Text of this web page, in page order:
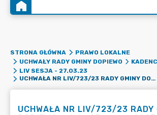
STRONA GŁÓWNA
PRAWO LOKALNE
UCHWAŁY RADY GMINY DOPIEWO
LIV SESJA - 27.03.23
UCHWAŁA NR LIV/723/23 RADY GMINY DOPIEWO Z DNIA 27 MARCA 2023 R. W SPRAWIE ZMIANY UCHWAŁY NR L/668/22 RADY GMINY DOPIEWO Z DNIA 19 GRUDNIA 2022 ROKU W SPRAWIE UCHWAŁY BUDŻETOWEJ GMINY DOPIEWO NA 2023 ROK
UCHWAŁA NR LIV/723/23 RADY